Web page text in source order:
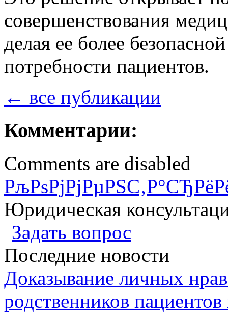
совершенствования
делая ее более
потребности пациентов.
← все публикации
Комментарии:
Comments are disabled
Юридическая
Задать вопрос
Последние новости
Доказывание личных
родственников